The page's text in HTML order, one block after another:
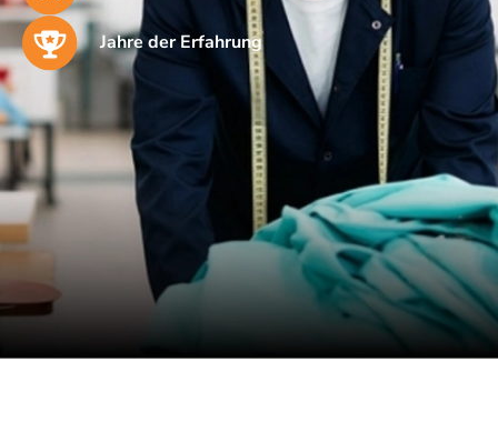
Jahre der Erfahrung